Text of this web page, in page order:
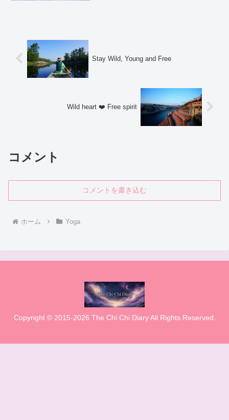
Stay Wild, Young and Free
Wild heart ❤️ Free spirit
コメント
コメントを書き込む
ホーム Yoga
Copyright © 2015-2026 The Chi Chi Diary All Rights Reserved.